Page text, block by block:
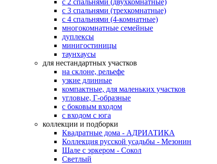
с 2 спальнями (двухкомнатные)
с 3 спальнями (трехкомнатные)
с 4 спальнями (4-комнатные)
многокомнатные семейные
дуплексы
минигостиницы
таунхаусы
для нестандартных участков
на склоне, рельефе
узкие длинные
компактные, для маленьких участков
угловые, Г-образные
с боковым входом
с входом с юга
коллекции и подборки
Квадратные дома - АДРИАТИКА
Коллекция русской усадьбы - Мезонин
Шале с эркером - Сокол
Светлый